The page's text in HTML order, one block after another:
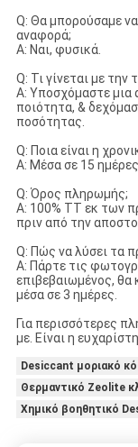
Q: Θα μπορούσαμε να
αναφορά;
Α: Ναι, φυσικά.
Q: Τι γίνεται με την
Α: Υποσχόμαστε μια
ποιότητα, &
ποσότητας.
Q: Ποια είναι η
Α: Μέσα σε 15
Q: Όρος πληρωμής;
Α: 100% TT εκ των
πριν από την
Q: Πώς να λύσει τα
Α: Πάρτε τις
επιβεβαιωμένος, θα
μέσα σε 3 ημέρες.
Για περισσότερες
με. Είναι η
Desiccant μοριακό
Θερμαντικό Zeolite
Χημικό βοηθητικό